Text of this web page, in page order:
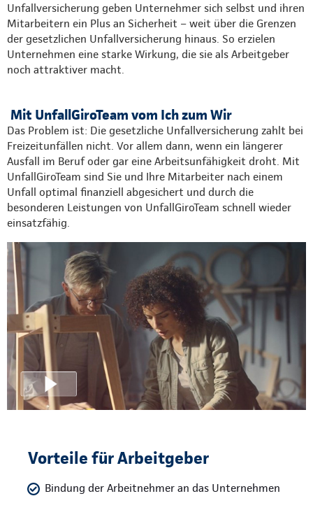
Unfallversicherung geben Unternehmer sich selbst und ihren
Mitarbeitern ein Plus an Sicherheit – weit über die Grenzen
der gesetzlichen Unfallversicherung hinaus. So erzielen
Unternehmen eine starke Wirkung, die sie als Arbeitgeber
noch attraktiver macht.
Mit UnfallGiroTeam vom Ich zum Wir
Das Problem ist: Die gesetzliche Unfallversicherung zahlt bei
Freizeitunfällen nicht. Vor allem dann, wenn ein längerer
Ausfall im Beruf oder gar eine Arbeitsunfähigkeit droht. Mit
UnfallGiroTeam sind Sie und Ihre Mitarbeiter nach einem
Unfall optimal finanziell abgesichert und durch die
besonderen Leistungen von UnfallGiroTeam schnell wieder
einsatzfähig.
Vorteile für Arbeitgeber
Bindung der Arbeitnehmer an das Unternehmen